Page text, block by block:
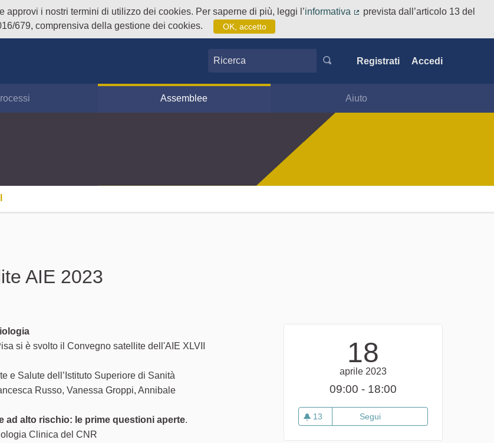
i nostri termini di utilizzo dei cookies. Per saperne di più, leggi l’informativa
prevista dall’articolo 13 del
679, comprensiva della gestione dei cookies.
OK, accetto
Ricerca Registrati Accedi
Assemblee Aiuto
AIE 2023
18
aprile 2023
09:00 - 18:00
13
13 sostenitori
Segui
si è svolto il Convegno satellite dell'AIE XLVII
e Salute dell’Istituto Superiore di Sanità
Russo, Vanessa Groppi, Annibale
ad alto rischio: le prime questioni aperte.
Clinica del CNR